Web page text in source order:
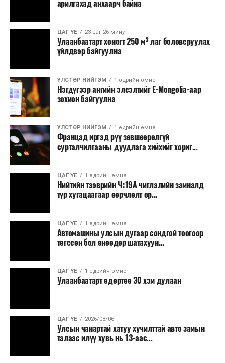
инкубатор, 30 ширхэг Нярайн сэхээн амьдруулах
ширээ, 60 ширхэг Нярайн хяналтын монитороор
хангаад байна.
арилгахад анхаарч байна
ЦАГ ҮЕ 23 цаг 26 минут
Улаанбаатарт хоногт 250 м³ лаг боловсруулах
үйлдвэр байгуулна
УЛСТӨР НИЙГЭМ 1 өдрийн өмнө
Нэгдүгээр ангийн элсэлтийг E-Mongolia-аар
зохион байгуулна
УЛСТӨР НИЙГЭМ 1 өдрийн өмнө
Францад иргэд рүү зөвшөөрөлгүй
сурталчилгааны дуудлага хийхийг хориг...
ЦАГ ҮЕ 1 өдрийн өмнө
Нийтийн тээврийн Ч:19А чиглэлийн замналд
түр хугацаагаар өөрчлөлт ор...
ЦАГ ҮЕ 1 өдрийн өмнө
Автомашины улсын дугаар сондгой тоогоор
төгссөн бол өнөөдөр шатахуун...
ЦАГ ҮЕ 1 өдрийн өмнө
Улаанбаатарт өдөртөө 30 хэм дулаан
ЦАГ ҮЕ 2026/08/06
Улсын чанартай хатуу хучилттай авто замын
талаас илүү хувь нь 13-аас...